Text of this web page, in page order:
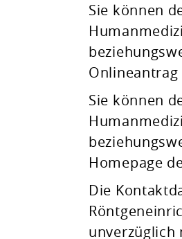
Sie können
Sie können
Homepage
Die
unverzüglich